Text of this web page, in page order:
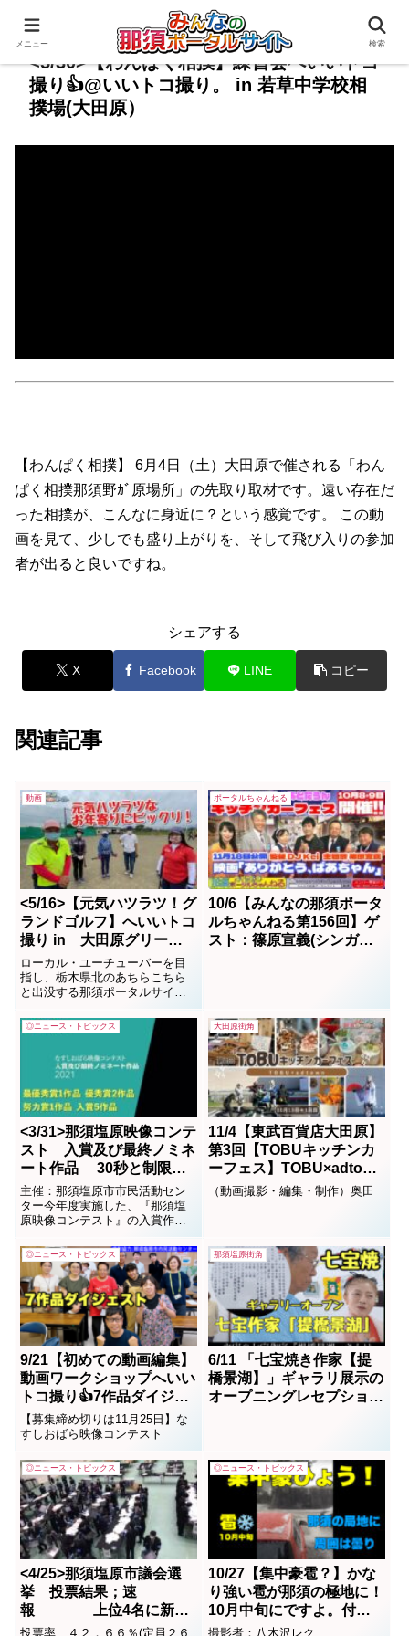
<5/30>【わんぱく相撲】練習会へいいトコ
撮り👍@いいトコ撮り。 in 若草中学校相
撲場(大田原）
【わんぱく相撲】 6月4日（土）大田原で催される「わん
ぱく相撲那須野ｶﾞ原場所」の先取り取材です。遠い存在だ
った相撲が、こんなに身近に？という感覚です。 この動
画を見て、少しでも盛り上がりを、そして飛び入りの参加
者が出ると良いですね。
シェアする
X Facebook LINE コピー
関連記事
動画
<5/16>【元気ハツラツ！グ
ランドゴルフ】へいいトコ
撮り in 大田原グリーン
パークにて取材 ｂｙトッ
シー
ローカル・ユーチューバーを目
指し、栃木県北のあちらこちら
と出没する那須ポータルサイト
り」と「いいヒト撮り」の2本柱
をコンセプトに動画の取材活動
しています。動画取材を受けた
い、または、して欲しい人は、
ちょっと一言、声をかけてくだ
さい。携帯の０８０－１１７...
ポータルちゃんねる
10/6【みんなの那須ポータ
ルちゃんねる第156回】ゲ
スト：篠原宣義(シンガー
◎ニュース・トピックス
<3/31>那須塩原映像コンテ
スト 入賞及び最終ノミネ
ート作品 30秒と制限さ
れた中での力作です。最優
秀賞は？
主催：那須塩原市市民活動セン
ター今年度実施した、『那須塩
原映像コンテスト』の入賞作品
します。今年もやります！お問
い合わせください
大田原街角
11/4【東武百貨店大田原】
第3回【TOBUキッチンカ
ーフェス】TOBU×adtown
美味しい！楽しい！がたく
（動画撮影・編集・制作）奥田
◎ニュース・トピックス
9/21【初めての動画編集】
動画ワークショップへいい
トコ撮り👍7作品ダイジェ
スト <那須塩原市民活動セ
ンター>
【募集締め切りは11月25日】な
すしおばら映像コンテスト
那須塩原街角
6/11 「七宝焼き作家【提
橋景湖】」ギャラリ展示の
オープニングレセプショ
◎ニュース・トピックス
<4/25>那須塩原市議会選
挙 投票結果；速
報 上位4名に新人
3名が当選
投票率 ４２．６６％(定員２６
◎ニュース・トピックス
10/27【集中豪雹？】かな
り強い雹が那須の極地に！
10月中旬にですよ。付近
一帯は曇り空(投稿動画）
撮影者：八木沢レク
メニュー 検索